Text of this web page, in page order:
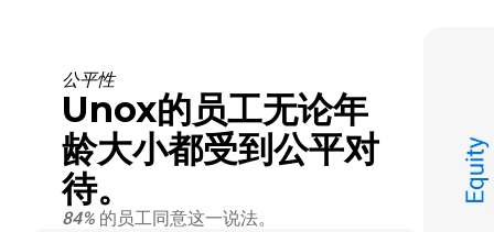
公平性
Unox的员工无论年
龄大小都受到公平对
待。
84% 的员工同意这一说法。